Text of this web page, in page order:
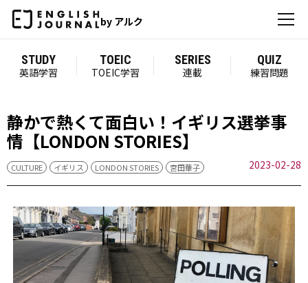
by アルク
STUDY
英語学習
TOEIC
TOEIC学習
SERIES
連載
QUIZ
練習問題
静かで熱くて面白い！イギリス選挙事
情【LONDON STORIES】
CULTURE イギリス LONDON STORIES 宮田華子 2023-02-28